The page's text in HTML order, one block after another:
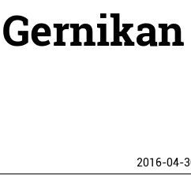
2016-04-